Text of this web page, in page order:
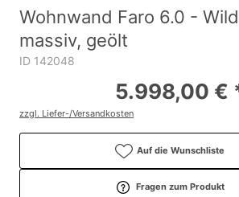
Wohnwand Faro 6.0 -
massiv, geölt
ID 142048
5.998,00 €
zzgl. Liefer-/Versandkosten
Auf die Wunschliste
Fragen zum Produkt